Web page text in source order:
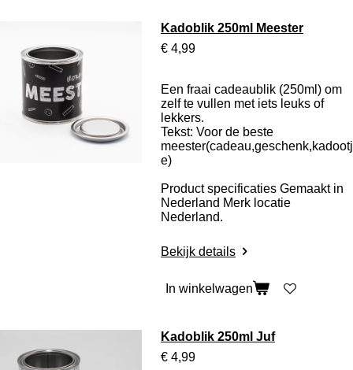
Kadoblik 250ml Meester
€ 4,99
Een fraai cadeaublik (250ml) om
zelf te vullen met iets leuks of
lekkers.
Tekst: Voor de beste
meester(cadeau,geschenk,kadootj
e)
Product specificaties Gemaakt in
Nederland Merk locatie
Nederland.
Bekijk details
In winkelwagen
Kadoblik 250ml Juf
€ 4,99